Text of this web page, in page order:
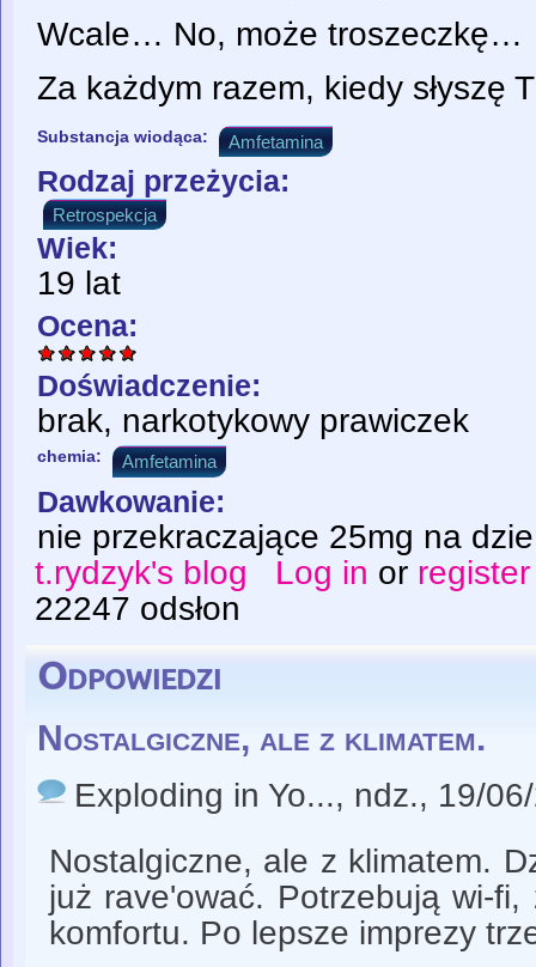
Wcale… No, może troszeczkę…
Za każdym razem, kiedy słyszę
Substancja wiodąca: Amfetamina
Rodzaj przeżycia:
Retrospekcja
Wiek:
19 lat
Ocena:
Doświadczenie:
brak, narkotykowy prawiczek
chemia: Amfetamina
Dawkowanie:
nie przekraczające 25mg na
t.rydzyk's blog
Log in or register
22247 odsłon
Odpowiedzi
Nostalgiczne, ale z klimatem.
Exploding in Yo..., ndz., 19/
Nostalgiczne, ale z klimatem.
już rave'ować. Potrzebują wi-
komfortu. Po lepsze imprezy